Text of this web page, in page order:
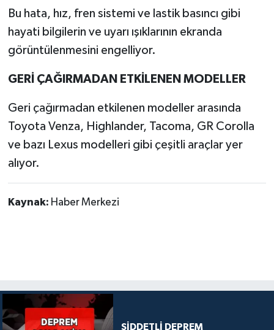
Bu hata, hız, fren sistemi ve lastik basıncı gibi
hayati bilgilerin ve uyarı ışıklarının ekranda
görüntülenmesini engelliyor.
GERİ ÇAĞIRMADAN ETKİLENEN MODELLER
Geri çağırmadan etkilenen modeller arasında
Toyota Venza, Highlander, Tacoma, GR Corolla
ve bazı Lexus modelleri gibi çeşitli araçlar yer
alıyor.
Kaynak: Haber Merkezi
ŞİDDETLİ DEPREM